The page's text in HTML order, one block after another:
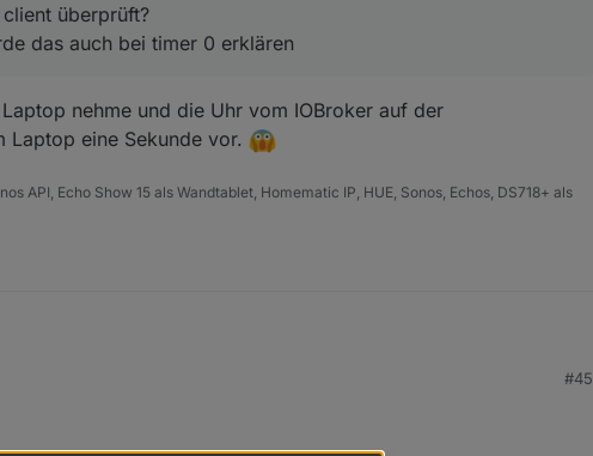
überprüft?
das auch bei timer 0 erklären
nehme und die Uhr vom IOBroker auf der
eine Sekunde vor.
API, Echo Show 15 als Wandtablet, Homematic IP, HUE, Sonos, Echos, DS718+ als
das auch bei timer 0 erklären
Laptop nehme und die Uhr vom IOBroker auf der
#45